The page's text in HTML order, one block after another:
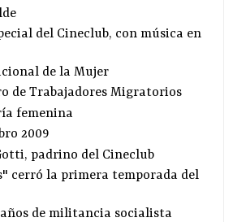
del Cineclub, con música en
de la Mujer
de Trabajadores Migratorios
femenina
2009
padrino del Cineclub
cerró la primera temporada del
de militancia socialista